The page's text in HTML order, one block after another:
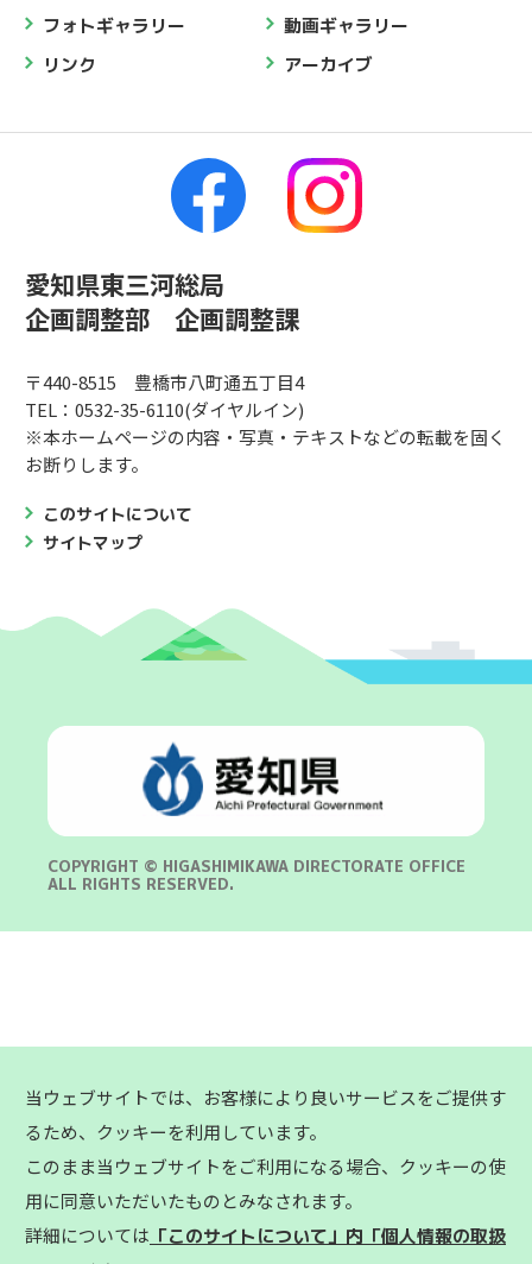
フォトギャラリー
動画ギャラリー
リンク
アーカイブ
愛知県東三河総局
企画調整部 企画調整課
〒440-8515 豊橋市八町通五丁目4
TEL：0532-35-6110(ダイヤルイン)
※本ホームページの内容・写真・テキストなどの転載を固く
お断りします。
このサイトについて
サイトマップ
COPYRIGHT © HIGASHIMIKAWA DIRECTORATE OFFICE
ALL RIGHTS RESERVED.
当ウェブサイトでは、お客様により良いサービスをご提供す
るため、クッキーを利用しています。
このまま当ウェブサイトをご利用になる場合、クッキーの使
用に同意いただいたものとみなされます。
詳細については 「このサイトについて」内「個人情報の取扱